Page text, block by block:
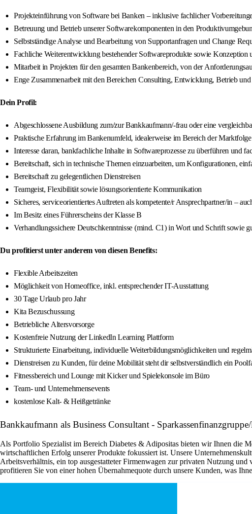
Projekteinführung von Software bei Banken – inklusive fachlicher
Betreuung und Betrieb unserer Softwarekomponenten in den
Selbstständige Analyse und Bearbeitung von Supportanfragen und Change
Fachliche Weiterentwicklung bestehender Softwareprodukte sowie
Mitarbeit in Projekten für den gesamten Bankenbereich, von der
Enge Zusammenarbeit mit den Bereichen Consulting, Entwicklung, Betrieb und
Dein Profil:
Abgeschlossene Ausbildung zum/zur Bankkaufmann/-frau oder eine
Praktische Erfahrung im Bankenumfeld, idealerweise im Bereich der Marktfolge
Interesse daran, bankfachliche Inhalte in Softwareprozesse zu überführen und
Bereitschaft, sich in technische Themen einzuarbeiten, um Konfigurationen,
Bereitschaft zu gelegentlichen Dienstreisen
Teamgeist, Flexibilität sowie lösungsorientierte Kommunikation
Sicheres, serviceorientiertes Auftreten als kompetente/r Ansprechpartner/in –
Im Besitz eines Führerscheins der Klasse B
Verhandlungssichere Deutschkenntnisse (mind. C1) in Wort und Schrift sowie
Du profitierst unter anderem von diesen Benefits:
Flexible Arbeitszeiten
Möglichkeit von Homeoffice, inkl. entsprechender IT-Ausstattung
30 Tage Urlaub pro Jahr
Kita Bezuschussung
Betriebliche Altersvorsorge
Kostenfreie Nutzung der LinkedIn Learning Plattform
Strukturierte Einarbeitung, individuelle Weiterbildungsmöglichkeiten und
Dienstreisen zu Kunden, für deine Mobilität steht dir selbstverständlich ein
Fitnessbereich und Lounge mit Kicker und Spielekonsole im Büro
Team- und Unternehmensevents
kostenlose Kalt- & Heißgetränke
Bankkaufmann als Business Consultant -
Als Portfolio Spezialist im Bereich Diabetes & Adipositas bieten wir Ihnen die
wirtschaftlichen Erfolg unserer Produkte fokussiert ist. Unsere
Arbeitsverhältnis, ein top ausgestatteter Firmenwagen zur privaten Nutzung
profitieren Sie von einer hohen Übernahmequote durch unsere Kunden, was